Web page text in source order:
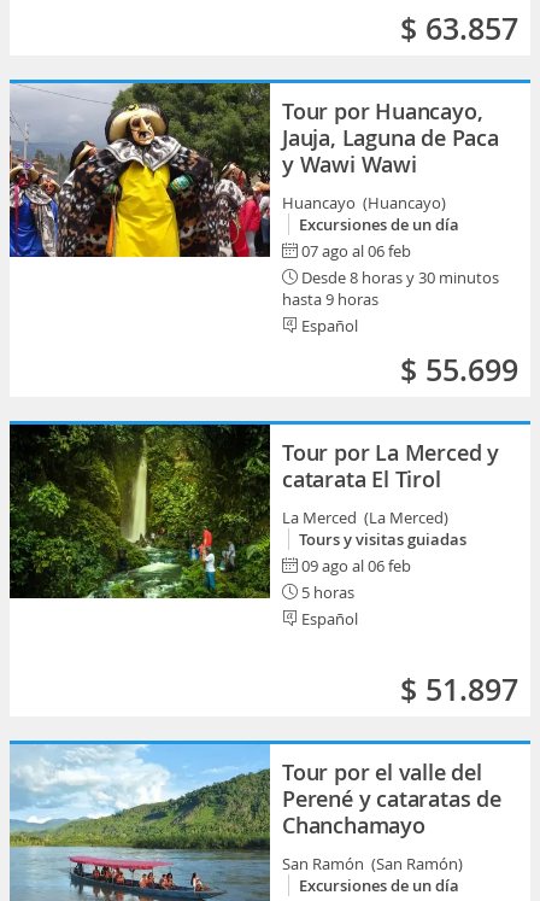
$ 63.857
Tour por Huancayo,
Jauja, Laguna de Paca
y Wawi Wawi
Huancayo (Huancayo)
Excursiones de un día
07 ago al 06 feb
Desde 8 horas y 30 minutos
hasta 9 horas
Español
$ 55.699
Tour por La Merced y
catarata El Tirol
La Merced (La Merced)
Tours y visitas guiadas
09 ago al 06 feb
5 horas
Español
$ 51.897
Tour por el valle del
Perené y cataratas de
Chanchamayo
San Ramón (San Ramón)
Excursiones de un día